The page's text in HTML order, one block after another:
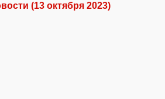
(13 октября 2023)